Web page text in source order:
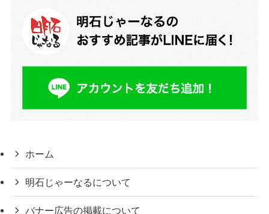
ホーム
明石じゃーなるについて
バナー広告の掲載について